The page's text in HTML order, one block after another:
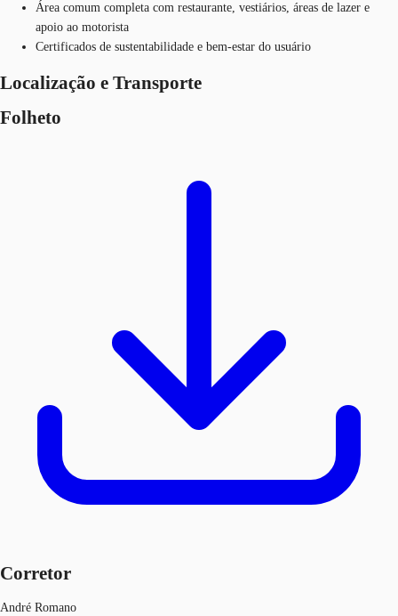
Área comum completa com restaurante, vestiários, áreas de lazer e
apoio ao motorista
Certificados de sustentabilidade e bem-estar do usuário
Localização e Transporte
Folheto
Corretor
André Romano